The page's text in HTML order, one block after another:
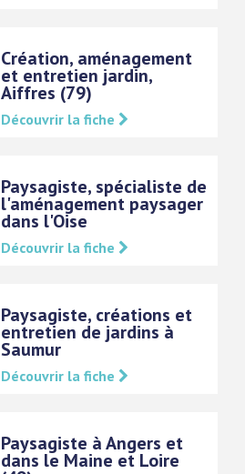
Création, aménagement
et entretien jardin,
Aiffres (79)
Découvrir la fiche
Paysagiste, spécialiste de
l'aménagement paysager
dans l'Oise
Découvrir la fiche
Paysagiste, créations et
entretien de jardins à
Saumur
Découvrir la fiche
Paysagiste à Angers et
dans le Maine et Loire